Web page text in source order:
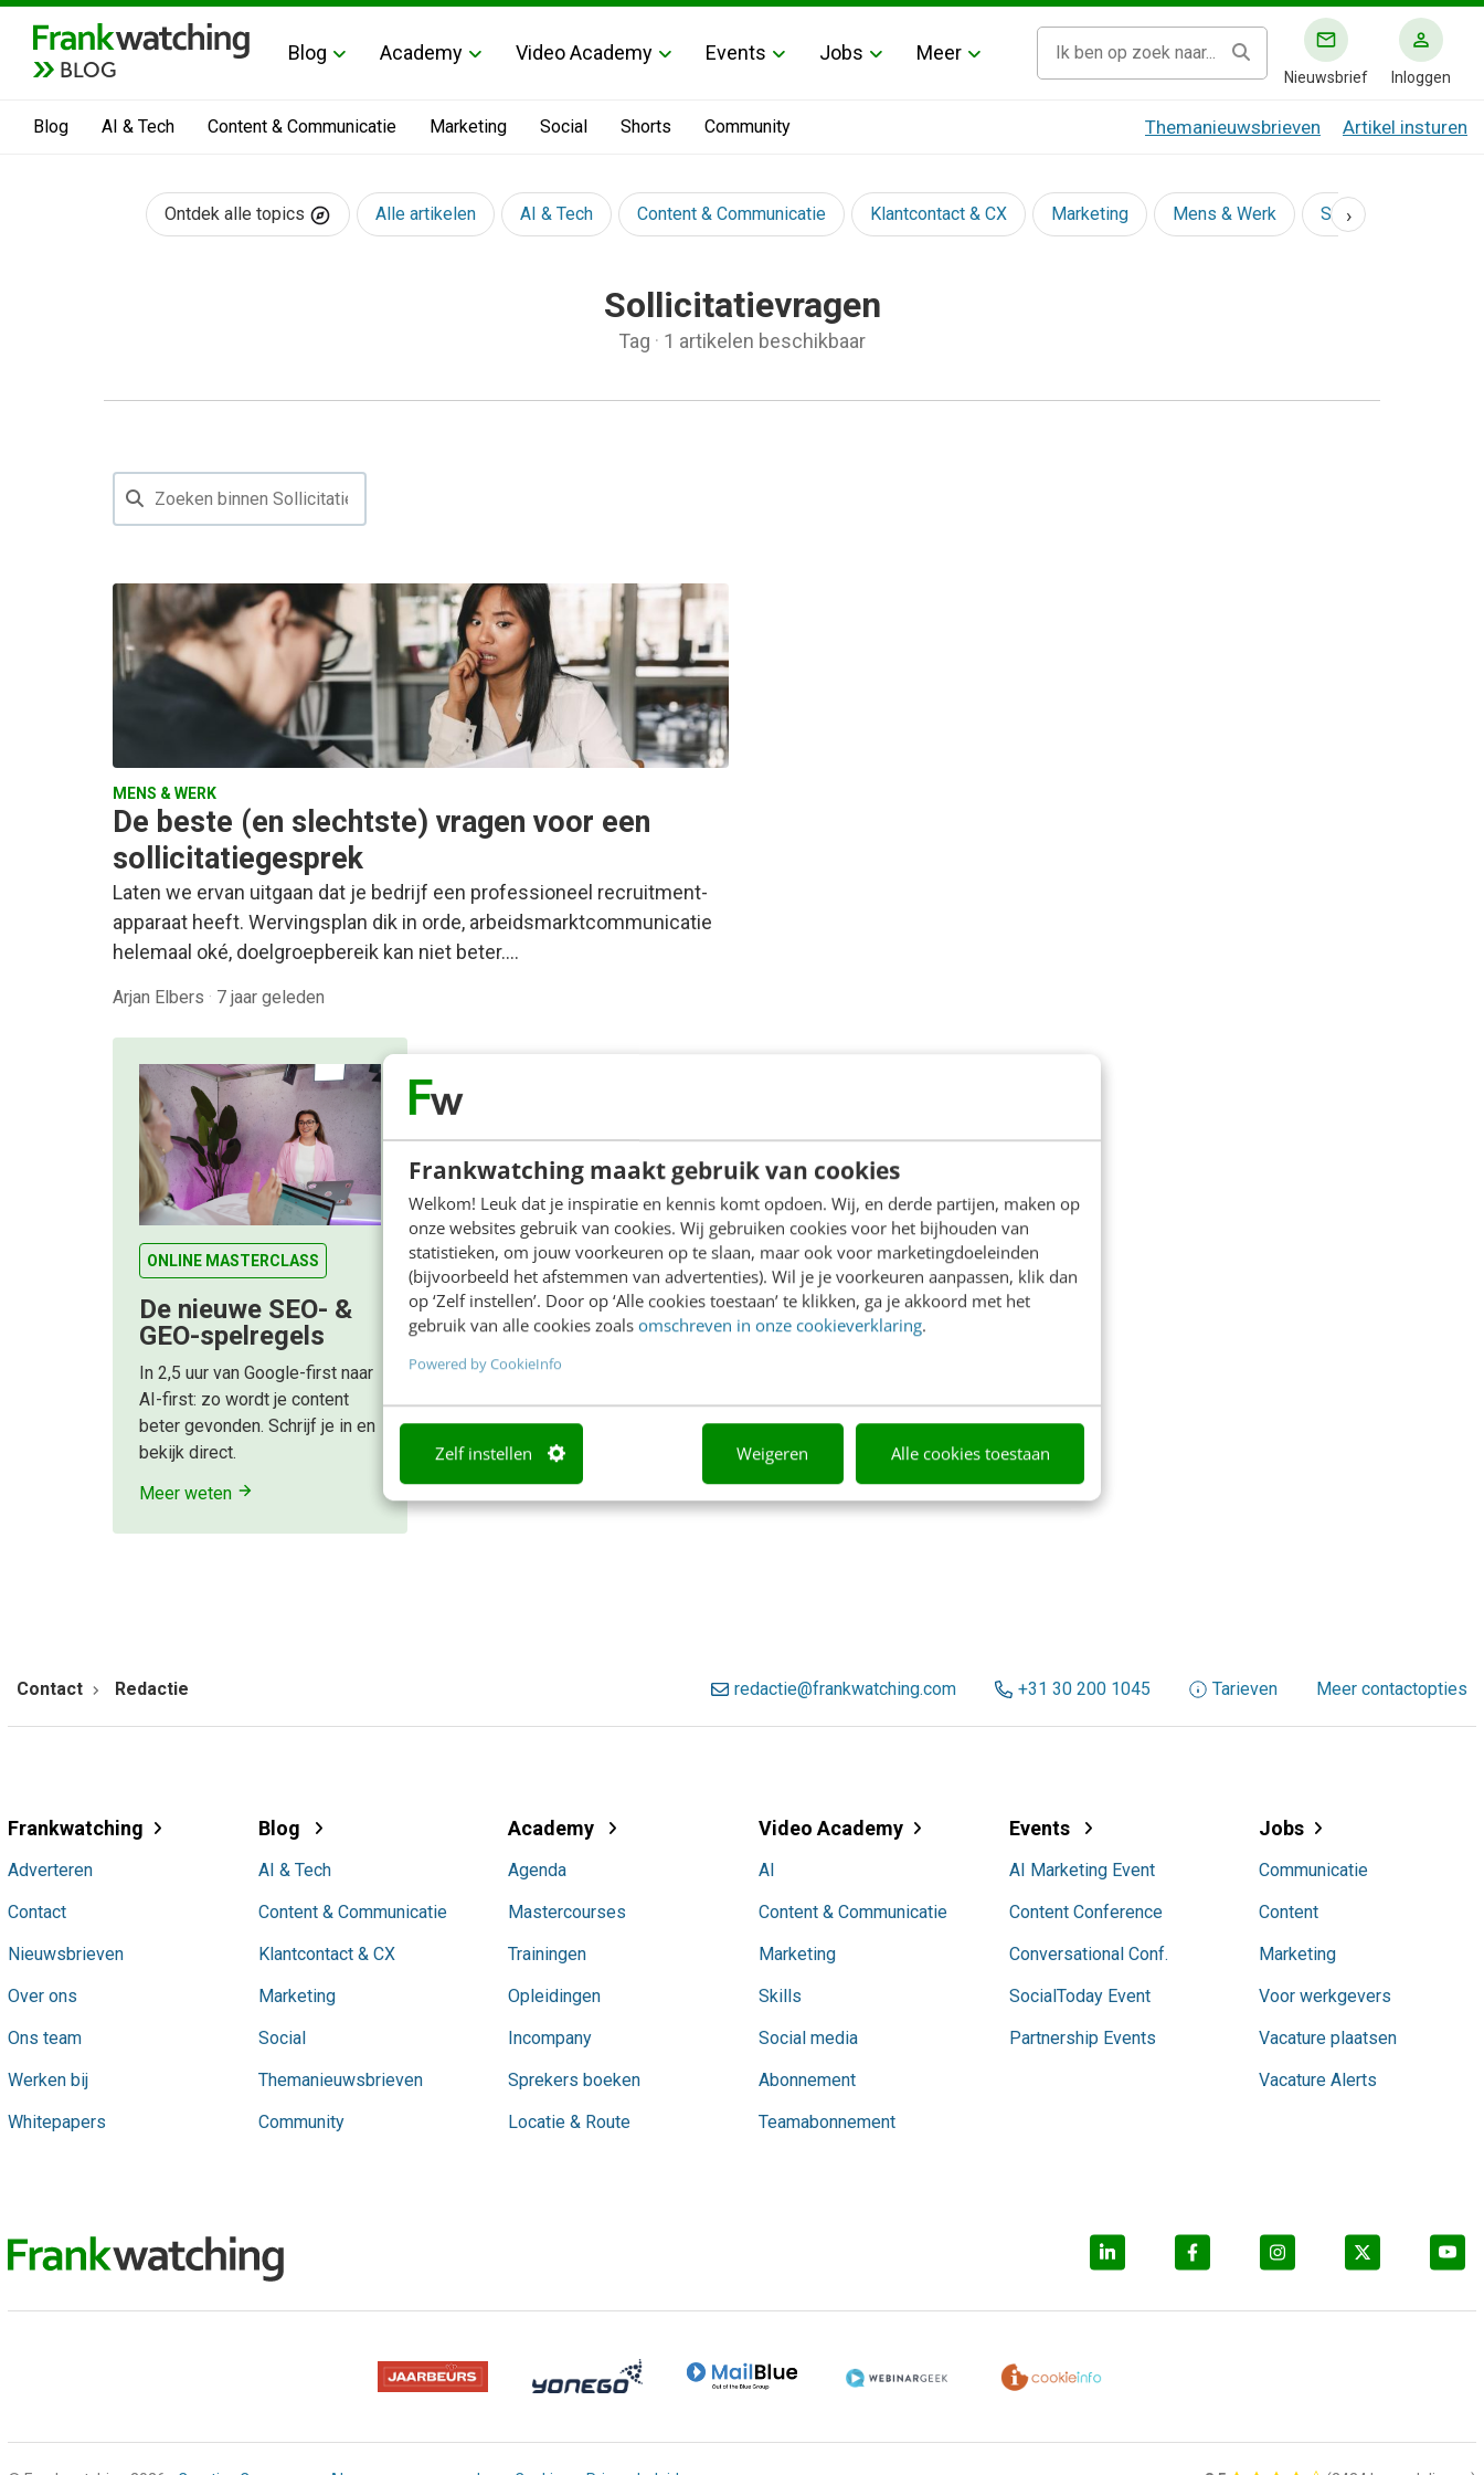
Frankwatching maakt gebruik van cookies
Welkom! Leuk dat je inspiratie en kennis komt opdoen. Wij, en derde partijen, maken op
onze websites gebruik van cookies. Wij gebruiken cookies voor het bijhouden van
statistieken, om jouw voorkeuren op te slaan, maar ook voor marketingdoeleinden
(bijvoorbeeld het afstemmen van advertenties). Wil je je voorkeuren aanpassen, klik dan
op ‘Zelf instellen’. Door op ‘Alle cookies toestaan’ te klikken, ga je akkoord met het
gebruik van alle cookies zoals omschreven in onze cookieverklaring.
Powered by CookieInfo
Zelf instellen Weigeren Alle cookies toestaan
BLOG
Blog Academy Video Academy Events Jobs Meer
Nieuwsbrief Inloggen
Blog AI & Tech Content & Communicatie Marketing Social Shorts Community Themanieuwsbrieven Artikel insturen
Ontdek alle topics Alle artikelen AI & Tech Content & Communicatie Klantcontact & CX Marketing Mens & Werk Social
›
Sollicitatievragen
Tag · 1 artikelen beschikbaar
MENS & WERK
De beste (en slechtste) vragen voor een
sollicitatiegesprek
Laten we ervan uitgaan dat je bedrijf een professioneel recruitment-
apparaat heeft. Wervingsplan dik in orde, arbeidsmarktcommunicatie
helemaal oké, doelgroepbereik kan niet beter.…
Arjan Elbers · 7 jaar geleden
ONLINE MASTERCLASS
De nieuwe SEO- &
GEO-spelregels
In 2,5 uur van Google-first naar
AI-first: zo wordt je content
beter gevonden. Schrijf je in en
bekijk direct.
Meer weten
Contact Redactie redactie@frankwatching.com +31 30 200 1045 Tarieven Meer contactopties
Frankwatching
Adverteren
Contact
Nieuwsbrieven
Over ons
Ons team
Werken bij
Whitepapers
Blog
AI & Tech
Content & Communicatie
Klantcontact & CX
Marketing
Social
Themanieuwsbrieven
Community
Academy
Agenda
Mastercourses
Trainingen
Opleidingen
Incompany
Sprekers boeken
Locatie & Route
Video Academy
AI
Content & Communicatie
Marketing
Skills
Social media
Abonnement
Teamabonnement
Events
AI Marketing Event
Content Conference
Conversational Conf.
SocialToday Event
Partnership Events
Jobs
Communicatie
Content
Marketing
Voor werkgevers
Vacature plaatsen
Vacature Alerts